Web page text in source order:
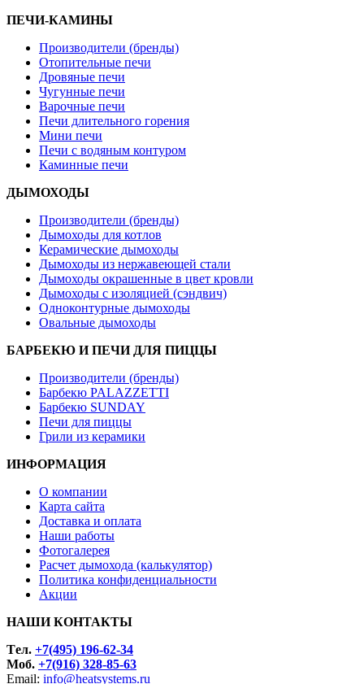
ПЕЧИ-КАМИНЫ
Производители (бренды)
Отопительные печи
Дровяные печи
Чугунные печи
Варочные печи
Печи длительного горения
Мини печи
Печи с водяным контуром
Каминные печи
ДЫМОХОДЫ
Производители (бренды)
Дымоходы для котлов
Керамические дымоходы
Дымоходы из нержавеющей стали
Дымоходы окрашенные в цвет кровли
Дымоходы с изоляцией (сэндвич)
Одноконтурные дымоходы
Овальные дымоходы
БАРБЕКЮ И ПЕЧИ ДЛЯ ПИЦЦЫ
Производители (бренды)
Барбекю PALAZZETTI
Барбекю SUNDAY
Печи для пиццы
Грили из керамики
ИНФОРМАЦИЯ
О компании
Карта сайта
Доставка и оплата
Наши работы
Фотогалерея
Расчет дымохода (калькулятор)
Политика конфиденциальности
Акции
НАШИ КОНТАКТЫ
Tел. +7(495) 196-62-34
Моб. +7(916) 328-85-63
Email: info@heatsystems.ru